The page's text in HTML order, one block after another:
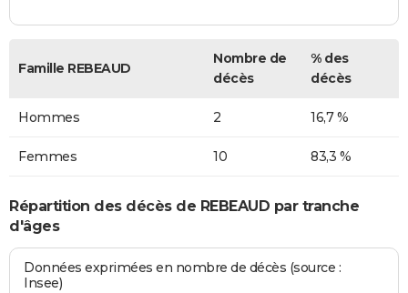
Famille REBEAUD
Nombre de
décès
% des
décès
Hommes 2 16,7 %
Femmes 10 83,3 %
Répartition des décès de REBEAUD par tranche
d'âges
Données exprimées en nombre de décès (source :
Insee)